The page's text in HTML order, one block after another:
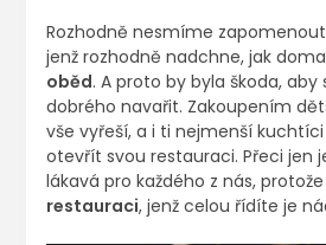
Rozhodně nesmíme
jenž rozhodně nadchne, jak doma
oběd. A proto by byla škoda,
dobrého navařit. Zakoupením
vše vyřeší, a i ti nejmenší
otevřít svou restauraci. Přeci jen
lákavá pro každého z nás,
restauraci, jenž celou řídíte je